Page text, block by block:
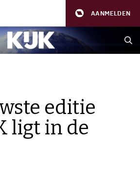
AANMELDEN
editie
ligt in de